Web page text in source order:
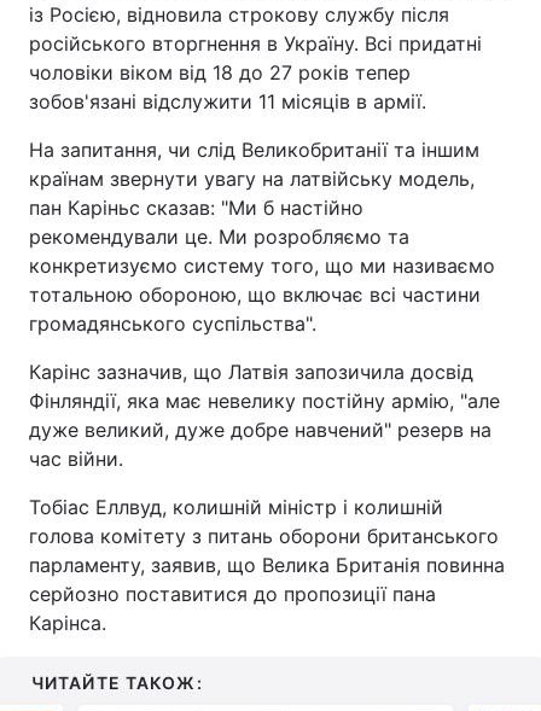
із Росією, відновила строкову службу після
російського вторгнення в Україну. Всі придатні
чоловіки віком від 18 до 27 років тепер
зобов'язані відслужити 11 місяців в армії.
На запитання, чи слід Великобританії та іншим
країнам звернути увагу на латвійську модель,
пан Каріньс сказав: "Ми б настійно
рекомендували це. Ми розробляємо та
конкретизуємо систему того, що ми називаємо
тотальною обороною, що включає всі частини
громадянського суспільства".
Карінс зазначив, що Латвія запозичила досвід
Фінляндії, яка має невелику постійну армію, "але
дуже великий, дуже добре навчений" резерв на
час війни.
Тобіас Еллвуд, колишній міністр і колишній
голова комітету з питань оборони британського
парламенту, заявив, що Велика Британія повинна
серйозно поставитися до пропозиції пана
Карінса.
ЧИТАЙТЕ ТАКОЖ: